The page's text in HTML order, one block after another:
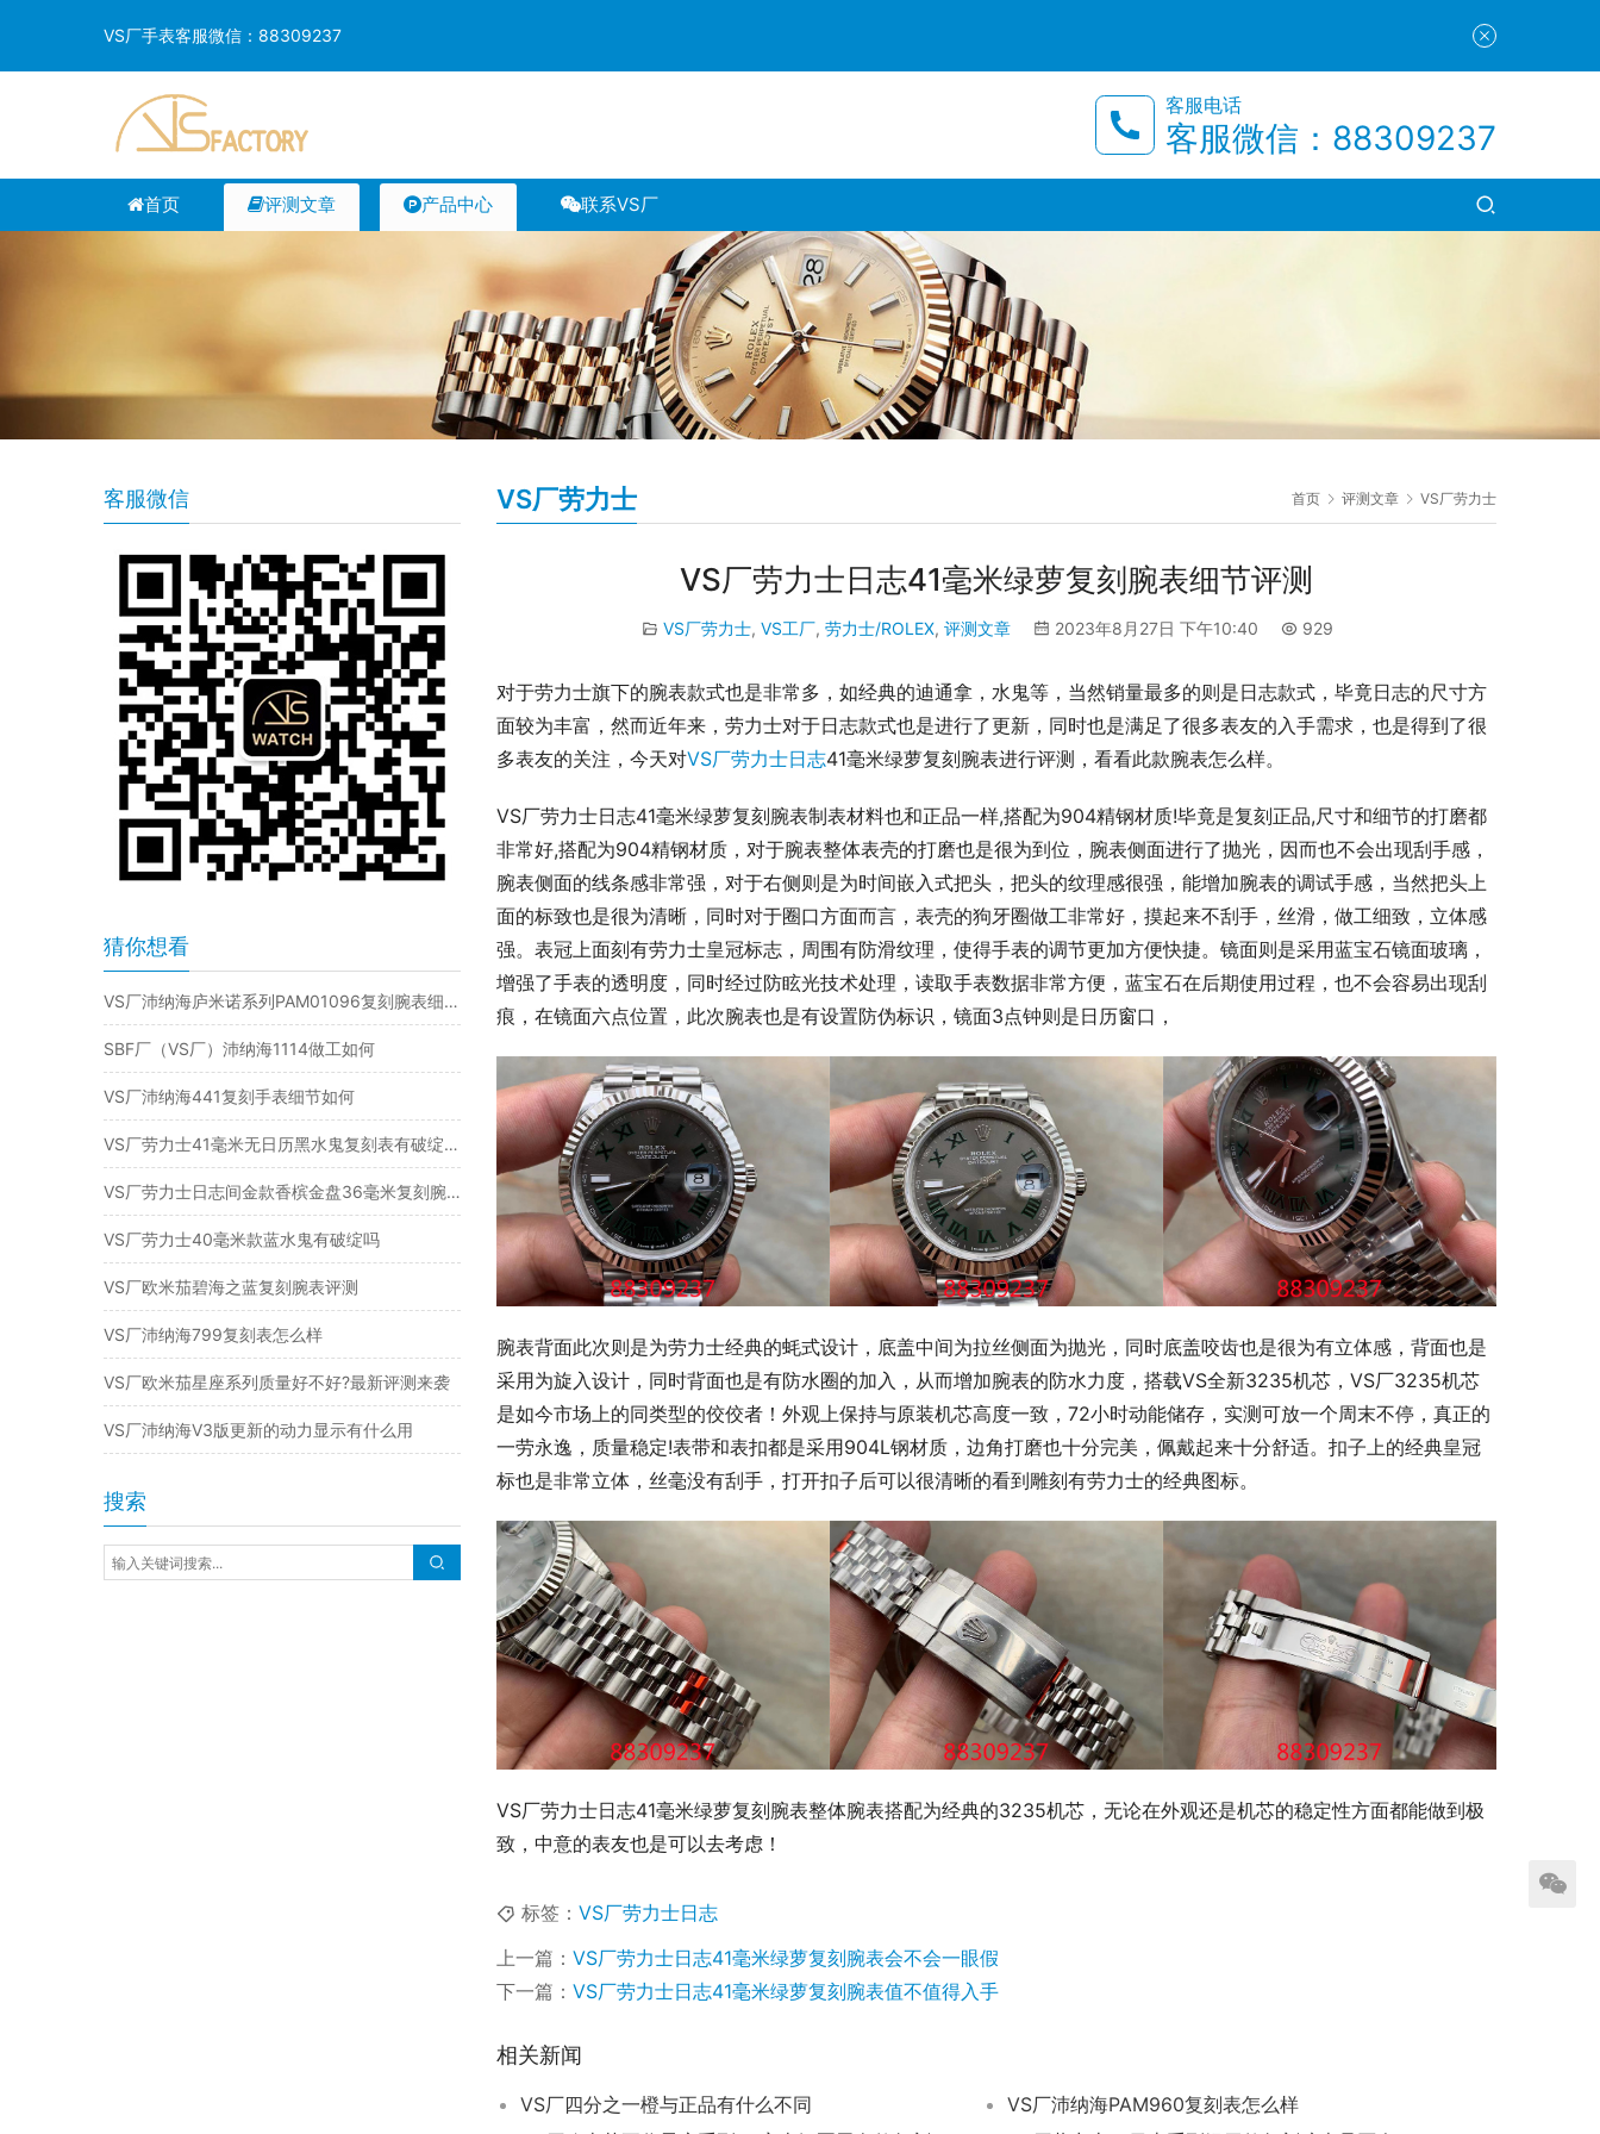
客服电话
客服微信：88309237
首页 评测文章 产品中心 联系VS厂
首页 评测文章 VS厂劳力士
VS厂劳力士
VS厂劳力士日志41毫米绿萝复刻腕表细节评测
VS厂劳力士, VS工厂, 劳力士/ROLEX, 评测文章 2023年8月27日 下午10:40 929
对于劳力士旗下的腕表款式也是非常多，如经典的迪通拿，水鬼等，当然销量最多的则是日志款式，毕竟日志的尺寸方
面较为丰富，然而近年来，劳力士对于日志款式也是进行了更新，同时也是满足了很多表友的入手需求，也是得到了很
多表友的关注，今天对VS厂劳力士日志41毫米绿萝复刻腕表进行评测，看看此款腕表怎么样。
VS厂劳力士日志41毫米绿萝复刻腕表制表材料也和正品一样,搭配为904精钢材质!毕竟是复刻正品,尺寸和细节的打磨都
非常好,搭配为904精钢材质，对于腕表整体表壳的打磨也是很为到位，腕表侧面进行了抛光，因而也不会出现刮手感，
腕表侧面的线条感非常强，对于右侧则是为时间嵌入式把头，把头的纹理感很强，能增加腕表的调试手感，当然把头上
面的标致也是很为清晰，同时对于圈口方面而言，表壳的狗牙圈做工非常好，摸起来不刮手，丝滑，做工细致，立体感
强。表冠上面刻有劳力士皇冠标志，周围有防滑纹理，使得手表的调节更加方便快捷。镜面则是采用蓝宝石镜面玻璃，
增强了手表的透明度，同时经过防眩光技术处理，读取手表数据非常方便，蓝宝石在后期使用过程，也不会容易出现刮
痕，在镜面六点位置，此次腕表也是有设置防伪标识，镜面3点钟则是日历窗口，
腕表背面此次则是为劳力士经典的蚝式设计，底盖中间为拉丝侧面为抛光，同时底盖咬齿也是很为有立体感，背面也是
采用为旋入设计，同时背面也是有防水圈的加入，从而增加腕表的防水力度，搭载VS全新3235机芯，VS厂3235机芯
是如今市场上的同类型的佼佼者！外观上保持与原装机芯高度一致，72小时动能储存，实测可放一个周末不停，真正的
一劳永逸，质量稳定!表带和表扣都是采用904L钢材质，边角打磨也十分完美，佩戴起来十分舒适。扣子上的经典皇冠
标也是非常立体，丝毫没有刮手，打开扣子后可以很清晰的看到雕刻有劳力士的经典图标。
VS厂劳力士日志41毫米绿萝复刻腕表整体腕表搭配为经典的3235机芯，无论在外观还是机芯的稳定性方面都能做到极
致，中意的表友也是可以去考虑！
标签： VS厂劳力士日志
上一篇： VS厂劳力士日志41毫米绿萝复刻腕表会不会一眼假
下一篇： VS厂劳力士日志41毫米绿萝复刻腕表值不值得入手
相关新闻
VS厂四分之一橙与正品有什么不同
VS厂沛纳海PAM960复刻表怎么样
客服微信
猜你想看
VS厂沛纳海庐米诺系列PAM01096复刻腕表细节评测
SBF厂（VS厂）沛纳海1114做工如何
VS厂沛纳海441复刻手表细节如何
VS厂劳力士41毫米无日历黑水鬼复刻表有破绽吗（复刻腕表值得入手吗）
VS厂劳力士日志间金款香槟金盘36毫米复刻腕表怎么样
VS厂劳力士40毫米款蓝水鬼有破绽吗
VS厂欧米茄碧海之蓝复刻腕表评测
VS厂沛纳海799复刻表怎么样
VS厂欧米茄星座系列质量好不好?最新评测来袭
VS厂沛纳海V3版更新的动力显示有什么用
搜索
VS厂手表客服微信：88309237